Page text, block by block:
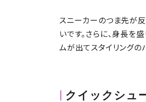
スニーカーのつま先が
いです。さらに、身長を
ムが出てスタイリングの
クイックシュ